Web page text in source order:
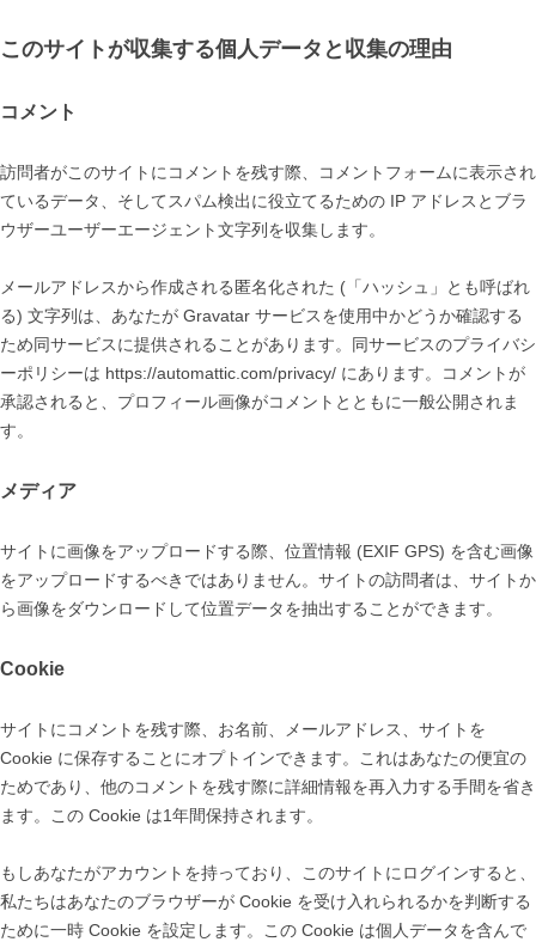
このサイトが収集する個人データと収集の理由
コメント
訪問者がこのサイトにコメントを残す際、コメントフォームに表示され
ているデータ、そしてスパム検出に役立てるための IP アドレスとブラ
ウザーユーザーエージェント文字列を収集します。
メールアドレスから作成される匿名化された (「ハッシュ」とも呼ばれ
る) 文字列は、あなたが Gravatar サービスを使用中かどうか確認する
ため同サービスに提供されることがあります。同サービスのプライバシ
ーポリシーは https://automattic.com/privacy/ にあります。コメントが
承認されると、プロフィール画像がコメントとともに一般公開されま
す。
メディア
サイトに画像をアップロードする際、位置情報 (EXIF GPS) を含む画像
をアップロードするべきではありません。サイトの訪問者は、サイトか
ら画像をダウンロードして位置データを抽出することができます。
Cookie
サイトにコメントを残す際、お名前、メールアドレス、サイトを
Cookie に保存することにオプトインできます。これはあなたの便宜の
ためであり、他のコメントを残す際に詳細情報を再入力する手間を省き
ます。この Cookie は1年間保持されます。
もしあなたがアカウントを持っており、このサイトにログインすると、
私たちはあなたのブラウザーが Cookie を受け入れられるかを判断する
ために一時 Cookie を設定します。この Cookie は個人データを含んで